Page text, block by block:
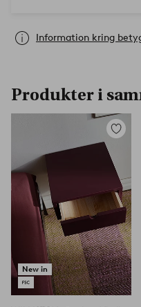
Information kring
Produkter i
New in
Lägg
i
favoriter